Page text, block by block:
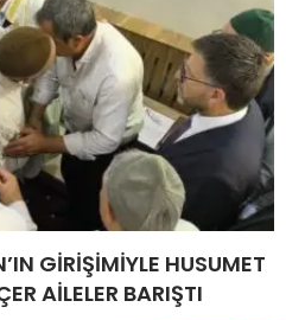
GİRİŞİMİYLE HUSUMET
AİLELER BARIŞTI